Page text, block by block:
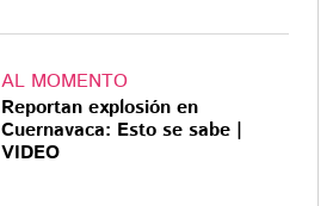
AL MOMENTO
Reportan explosión en
Cuernavaca: Esto se sabe |
VIDEO